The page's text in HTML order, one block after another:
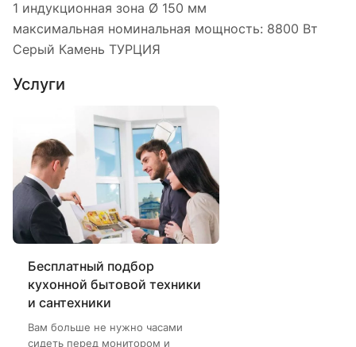
1 индукционная зона Ø 150 мм
максимальная номинальная мощность: 8800 Вт
Серый Камень ТУРЦИЯ
Услуги
Бесплатный подбор
кухонной бытовой техники
и сантехники
Вам больше не нужно часами
сидеть перед монитором и